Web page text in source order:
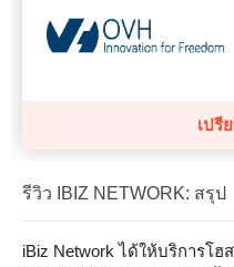
เปรี
รีวิว IBIZ NETWORK: สรุป
iBiz Network ได้ให้บริการโ